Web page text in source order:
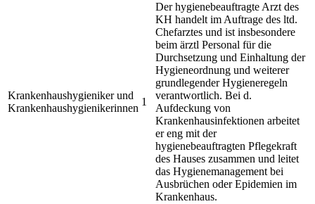
Krankenhaushygieniker und
Krankenhaushygienikerinnen
1
Der hygienebeauftragte Arzt des
KH handelt im Auftrage des ltd.
Chefarztes und ist insbesondere
beim ärztl Personal für die
Durchsetzung und Einhaltung der
Hygieneordnung und weiterer
grundlegender Hygieneregeln
verantwortlich. Bei d.
Aufdeckung von
Krankenhausinfektionen arbeitet
er eng mit der
hygienebeauftragten Pflegekraft
des Hauses zusammen und leitet
das Hygienemanagement bei
Ausbrüchen oder Epidemien im
Krankenhaus.